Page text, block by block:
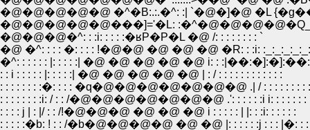
�@�@�@�@�@ �^�B:.:.�^: :| `�@�]�@ �L
�@�@�@�@�@���]='�L:
�@�@�@�^: : :i: : : : :�ʁP�P�L �@ /: : : : : : : : `
�@ �^: : : : �: : : : !�@�@ �@ �@ �@ �R: : :i:
�^: : : : : : |: : : : :| �@ �@ �@ �@ �@ i: :
: : i : : : : : |: : : : :| �@ �@ �@ �@ �@ | : / : : : : : : : : : : : :
: : : : : : : :�: : : : �q�@�@�@�@�@�@�@ .| / : : : : : : : : :
: : : : : : : :i: / : : /�@�@�@�@�@�@�@ .': : : : : :i i: : : : : : :
: : : : j | : |/ : : /!�@�@�@ �@ �@ �@ i : : : : : | |: : :i: : : : : :
: : : : :�b: ! : : /�b�@�@�@�@ �@ �@ |: : : : : :j : : : |�: : :